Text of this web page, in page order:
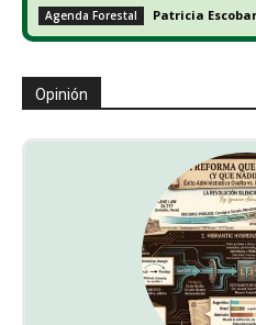
Agenda Forestal Patricia Escobar
Opinión